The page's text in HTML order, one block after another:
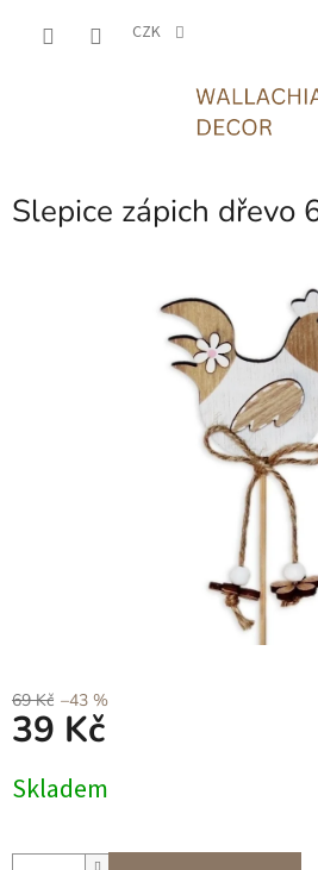
CZK
Slepice zápich dřevo
69 Kč –43 %
39 Kč
cena:
Skladem